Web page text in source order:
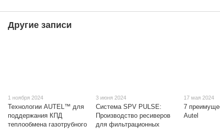
Другие записи
1 ноября 2024
Технологии AUTEL™ для
поддержания КПД
теплообмена газотрубного
3 июня 2024
Система SPV PULSE:
Производство ресиверов
для фильтрационных
17 мая 2024
7
Autel